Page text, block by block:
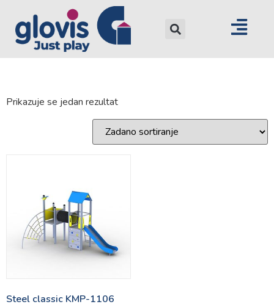
Prikazuje se jedan rezultat
Steel classic KMP-1106